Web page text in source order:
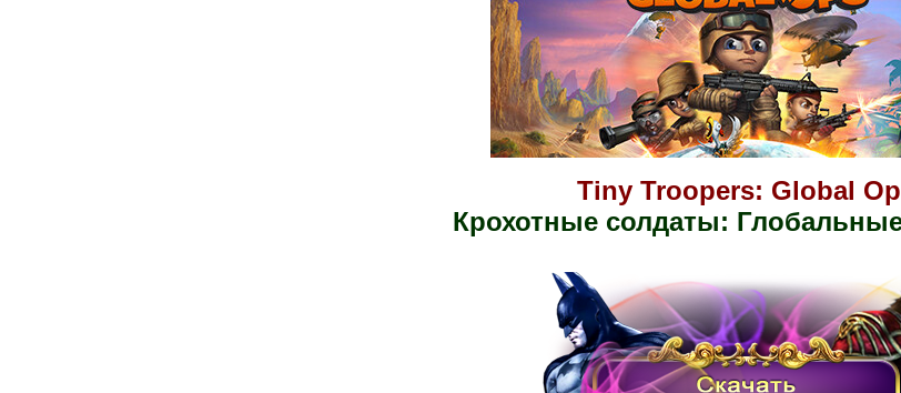
Tiny Troopers: Global
Крохотные солдаты: